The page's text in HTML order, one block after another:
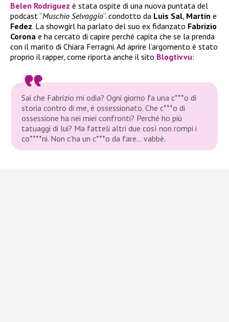
Belen Rodriguez è stata ospite di una nuova puntata del
podcast “Muschio Selvaggio“. condotto da Luis Sal, Martin e
Fedez. La showgirl ha parlato del suo ex fidanzato Fabrizio
Corona e ha cercato di capire perché capita che se la prenda
con il marito di Chiara Ferragni. Ad aprire l’argomento è stato
proprio il rapper, come riporta anche il sito Blogtivvu:
Sai che Fabrizio mi odia? Ogni giorno fa una c***o di
storia contro di me, è ossessionato. Che c***o di
ossessione ha nei miei confronti? Perché ho più
tatuaggi di lui? Ma fatteli altri due così non rompi i
co****ni. Non c’ha un c***o da fare… vabbè.